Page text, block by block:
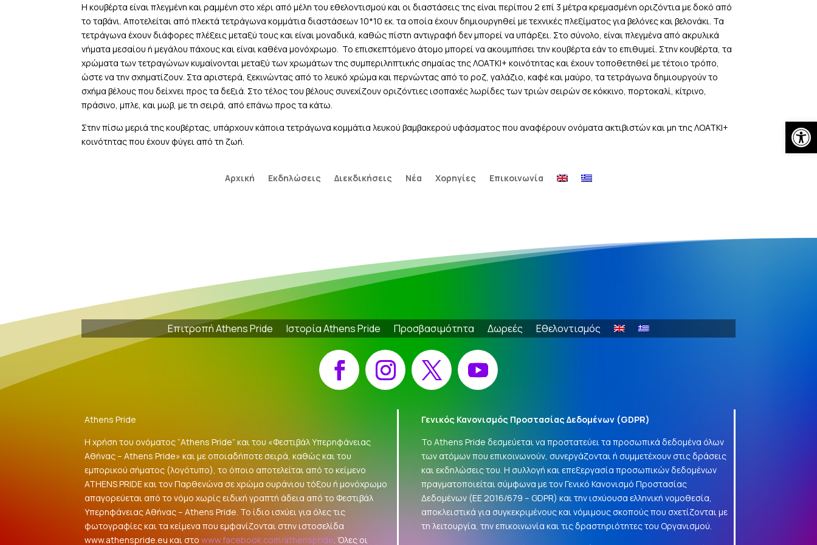
Η κουβέρτα είναι πλεγμένη και ραμμένη στο χέρι από μέλη του εθελοντισμού και οι διαστάσεις της είναι περίπου 2 επί 3 μέτρα κρεμασμένη οριζόντια με δοκό από
το ταβάνι. Αποτελείται από πλεκτά τετράγωνα κομμάτια διαστάσεων 10*10 εκ. τα οποία έχουν δημιουργηθεί με τεχνικές πλεξίματος για βελόνες και βελονάκι. Τα
τετράγωνα έχουν διάφορες πλέξεις μεταξύ τους και είναι μοναδικά, καθώς πίστη αντιγραφή δεν μπορεί να υπάρξει. Στο σύνολο, είναι πλεγμένα από ακρυλικά
νήματα μεσαίου ή μεγάλου πάχους και είναι καθένα μονόχρωμο. Το επισκεπτόμενο άτομο μπορεί να ακουμπήσει την κουβέρτα εάν το επιθυμεί. Στην κουβέρτα, τα
χρώματα των τετραγώνων κυμαίνονται μεταξύ των χρωμάτων της συμπεριληπτικής σημαίας της ΛΟΑΤΚΙ+ κοινότητας και έχουν τοποθετηθεί με τέτοιο τρόπο,
ώστε να την σχηματίζουν. Στα αριστερά, ξεκινώντας από το λευκό χρώμα και περνώντας από το ροζ, γαλάζιο, καφέ και μαύρο, τα τετράγωνα δημιουργούν το
σχήμα βέλους που δείχνει προς τα δεξιά. Στο τέλος του βέλους συνεχίζουν οριζόντιες ισοπαχές λωρίδες των τριών σειρών σε κόκκινο, πορτοκαλί, κίτρινο,
πράσινο, μπλε, και μωβ, με τη σειρά, από επάνω προς τα κάτω.
Στην πίσω μεριά της κουβέρτας, υπάρχουν κάποια τετράγωνα κομμάτια λευκού βαμβακερού υφάσματος που αναφέρουν ονόματα ακτιβιστών και μη της ΛΟΑΤΚΙ+
κοινότητας που έχουν φύγει από τη ζωή.
Αρχική Εκδηλώσεις Διεκδικήσεις Νέα Χορηγίες Επικοινωνία
Επιτροπή Athens Pride Ιστορία Athens Pride Προσβασιμότητα Δωρεές Εθελοντισμός
Facebook Instagram X YouTube
Athens Pride
Η χρήση του ονόματος “Athens Pride” και του «Φεστιβάλ Υπερηφάνειας
Αθήνας – Athens Pride» και με οποιαδήποτε σειρά, καθώς και του
εμπορικού σήματος (λογότυπο), το όποιο αποτελείται από το κείμενο
ATHENS PRIDE και τον Παρθενώνα σε χρώμα ουράνιου τόξου ή μονόχρωμο
απαγορεύεται από το νόμο χωρίς ειδική γραπτή άδεια από το Φεστιβάλ
Υπερηφάνειας Αθήνας – Athens Pride. Το ίδιο ισχύει για όλες τις
φωτογραφίες και τα κείμενα που εμφανίζονται στην ιστοσελίδα
www.athenspride.eu και στοwww.facebook.com/athenspride. Όλες οι
Γενικός Κανονισμός Προστασίας Δεδομένων (GDPR)
Το Athens Pride δεσμεύεται να προστατεύει τα προσωπικά δεδομένα όλων
των ατόμων που επικοινωνούν, συνεργάζονται ή συμμετέχουν στις δράσεις
και εκδηλώσεις του. Η συλλογή και επεξεργασία προσωπικών δεδομένων
πραγματοποιείται σύμφωνα με τον Γενικό Κανονισμό Προστασίας
Δεδομένων (ΕΕ 2016/679 –GDPR) και την ισχύουσα ελληνική νομοθεσία,
αποκλειστικά για συγκεκριμένους και νόμιμους σκοπούς που σχετίζονται με
τη λειτουργία, την επικοινωνία και τις δραστηριότητες του Οργανισμού.